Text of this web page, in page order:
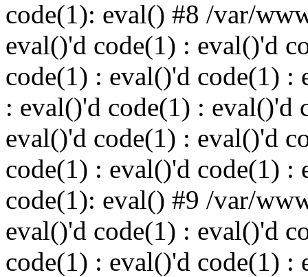
code(1): eval() #8 /var/
eval()'d code(1) : eval()'d
code(1) : eval()'d code(1) :
: eval()'d code(1) : eval()'d
eval()'d code(1) : eval()'d
code(1) : eval()'d code(1) :
code(1): eval() #9 /var/
eval()'d code(1) : eval()'d
code(1) : eval()'d code(1) :